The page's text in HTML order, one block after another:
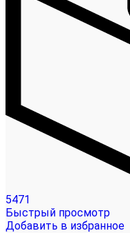
5471
Быстрый просмотр
Добавить в избранное